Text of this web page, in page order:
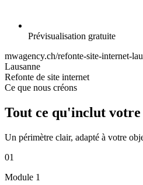
Prévisualisation gratuite
mwagency.ch/refonte-site-internet-
Lausanne
Refonte de site internet
Ce que nous créons
Tout ce qu'inclut
Un périmètre clair, adapté à votre
01
Module 1